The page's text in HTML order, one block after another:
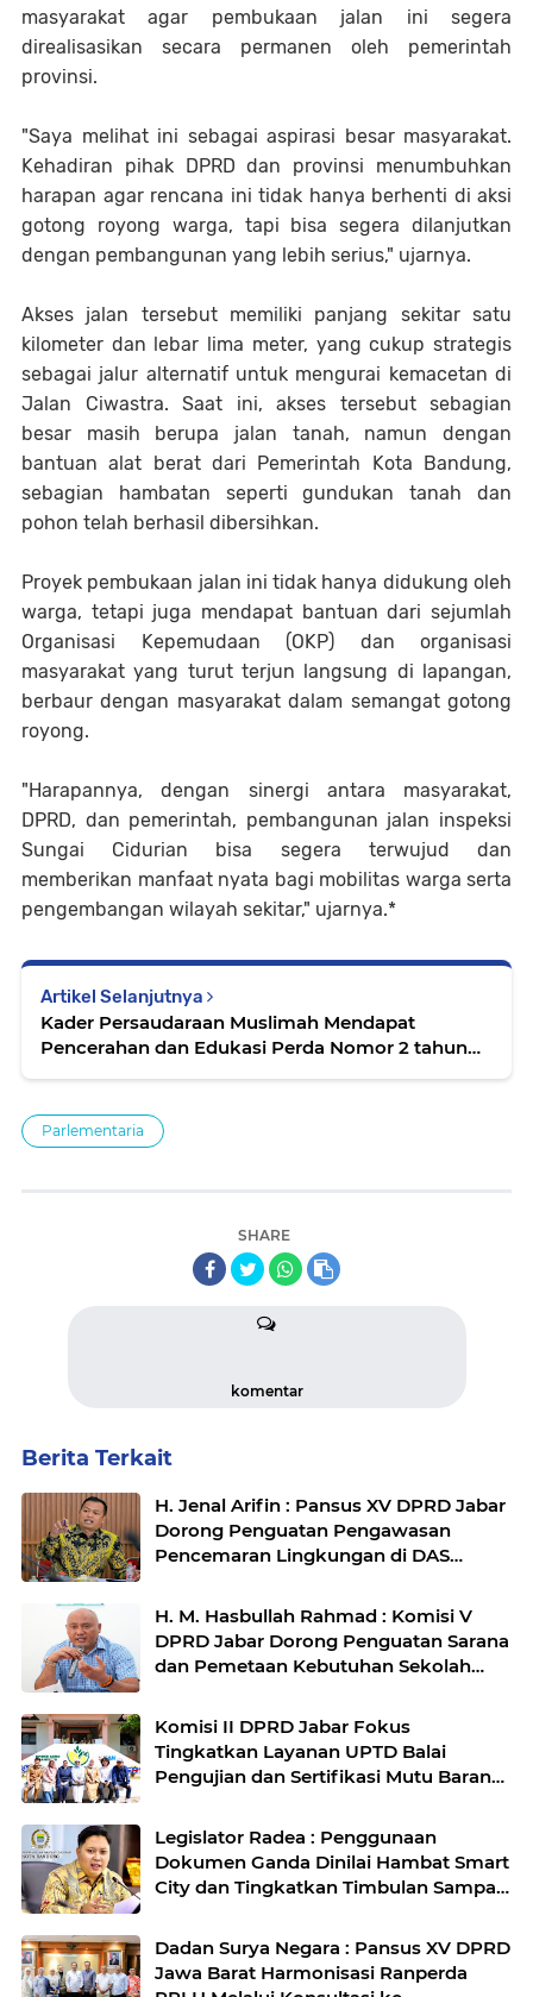
masyarakat agar pembukaan jalan ini segera
direalisasikan secara permanen oleh pemerintah
provinsi.
"Saya melihat ini sebagai aspirasi besar masyarakat.
Kehadiran pihak DPRD dan provinsi menumbuhkan
harapan agar rencana ini tidak hanya berhenti di aksi
gotong royong warga, tapi bisa segera dilanjutkan
dengan pembangunan yang lebih serius," ujarnya.
Akses jalan tersebut memiliki panjang sekitar satu
kilometer dan lebar lima meter, yang cukup strategis
sebagai jalur alternatif untuk mengurai kemacetan di
Jalan Ciwastra. Saat ini, akses tersebut sebagian
besar masih berupa jalan tanah, namun dengan
bantuan alat berat dari Pemerintah Kota Bandung,
sebagian hambatan seperti gundukan tanah dan
pohon telah berhasil dibersihkan.
Proyek pembukaan jalan ini tidak hanya didukung oleh
warga, tetapi juga mendapat bantuan dari sejumlah
Organisasi Kepemudaan (OKP) dan organisasi
masyarakat yang turut terjun langsung di lapangan,
berbaur dengan masyarakat dalam semangat gotong
royong.
"Harapannya, dengan sinergi antara masyarakat,
DPRD, dan pemerintah, pembangunan jalan inspeksi
Sungai Cidurian bisa segera terwujud dan
memberikan manfaat nyata bagi mobilitas warga serta
pengembangan wilayah sekitar," ujarnya.*
Artikel Selanjutnya
Kader Persaudaraan Muslimah Mendapat
Pencerahan dan Edukasi Perda Nomor 2 tahun
Parlementaria
SHARE
komentar
Berita Terkait
H. Jenal Arifin : Pansus XV DPRD Jabar
Dorong Penguatan Pengawasan
Pencemaran Lingkungan di DAS
H. M. Hasbullah Rahmad : Komisi V
DPRD Jabar Dorong Penguatan Sarana
dan Pemetaan Kebutuhan Sekolah
Komisi II DPRD Jabar Fokus
Tingkatkan Layanan UPTD Balai
Pengujian dan Sertifikasi Mutu Barang
Legislator Radea : Penggunaan
Dokumen Ganda Dinilai Hambat Smart
City dan Tingkatkan Timbulan Sampah
Dadan Surya Negara : Pansus XV DPRD
Jawa Barat Harmonisasi Ranperda